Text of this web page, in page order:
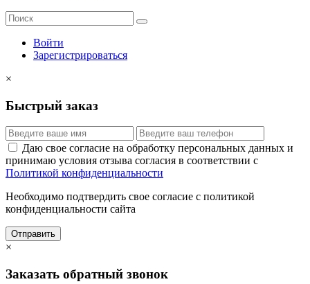
Войти
Зарегистрироваться
×
Быстрый заказ
Даю свое согласие на обработку персональных данных и
принимаю условия отзыва согласия в соответствии с
Политикой конфиденциальности
Необходимо подтвердить свое согласие с политикой
конфиденциальности сайта
Отправить
×
Заказать обратный звонок